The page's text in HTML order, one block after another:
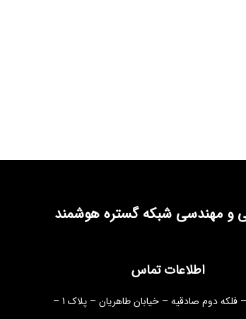
و مهندسی شبکه گستره هوشمند
اطلاعات تماس
آدرس : تهران – فلکه دوم صادقیه – خیابان طاهریان – پلاک 1 –